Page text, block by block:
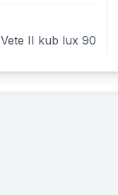
Vete II kub lux 90